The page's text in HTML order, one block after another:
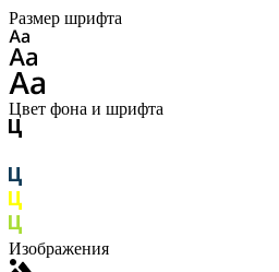
Размер шрифта
Цвет фона и шрифта
Изображения